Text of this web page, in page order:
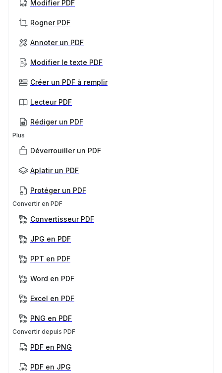
Modifier PDF
Rogner PDF
Annoter un PDF
Modifier le texte PDF
Créer un PDF à remplir
Lecteur PDF
Rédiger un PDF
Plus
Déverrouiller un PDF
Aplatir un PDF
Protéger un PDF
Convertir en PDF
Convertisseur PDF
JPG en PDF
PPT en PDF
Word en PDF
Excel en PDF
PNG en PDF
Convertir depuis PDF
PDF en PNG
PDF en JPG